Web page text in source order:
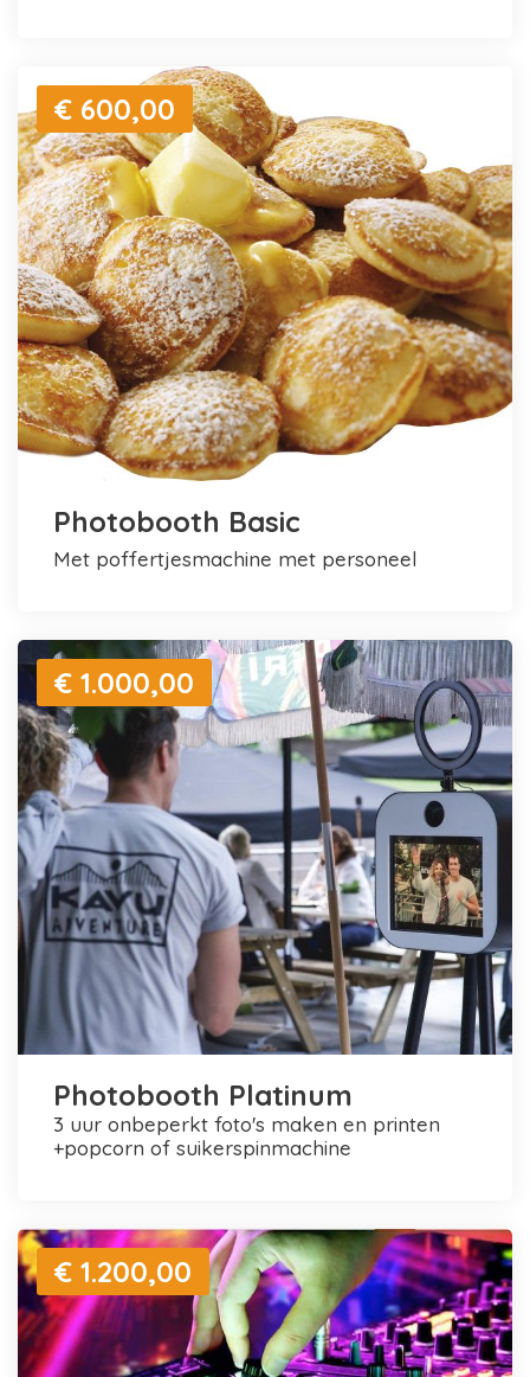
€ 600,00
Photobooth Basic
met poffertjesmachine met personeel
€ 1.000,00
Photobooth Platinum
3 uur onbeperkt foto's maken en printen
+popcorn of suikerspinmachine
€ 1.200,00